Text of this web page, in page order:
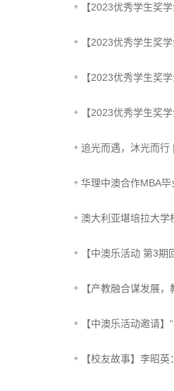
【2023优秀学生奖
【2023优秀学生奖
【2023优秀学生奖
【2023优秀学生奖
追光而遇，沐光而行
华理中澳合作MBA
澳大利亚堪培拉大学
【中澳乐活动 第3
【产教融合谋发展
【中澳乐活动邀请
【校友故事】李昭